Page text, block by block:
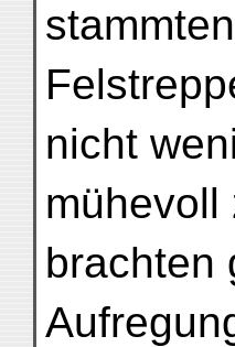
nicht
mühevoll
brachten